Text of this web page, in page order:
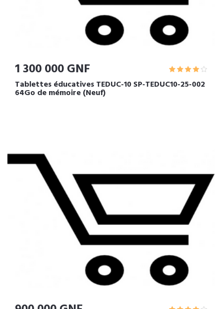
1 300 000 GNF
Tablettes éducatives TEDUC-10 SP-TEDUC10-25-002
64Go de mémoire (Neuf)